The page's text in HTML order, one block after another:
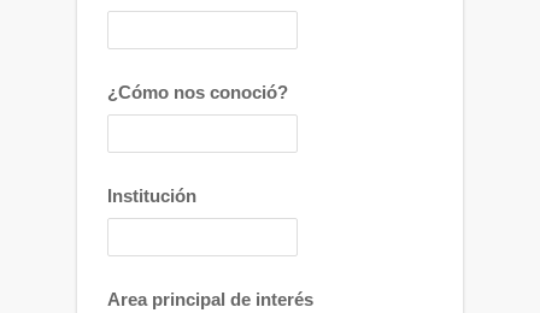
¿Cómo nos conoció?
Institución
Area principal de interés